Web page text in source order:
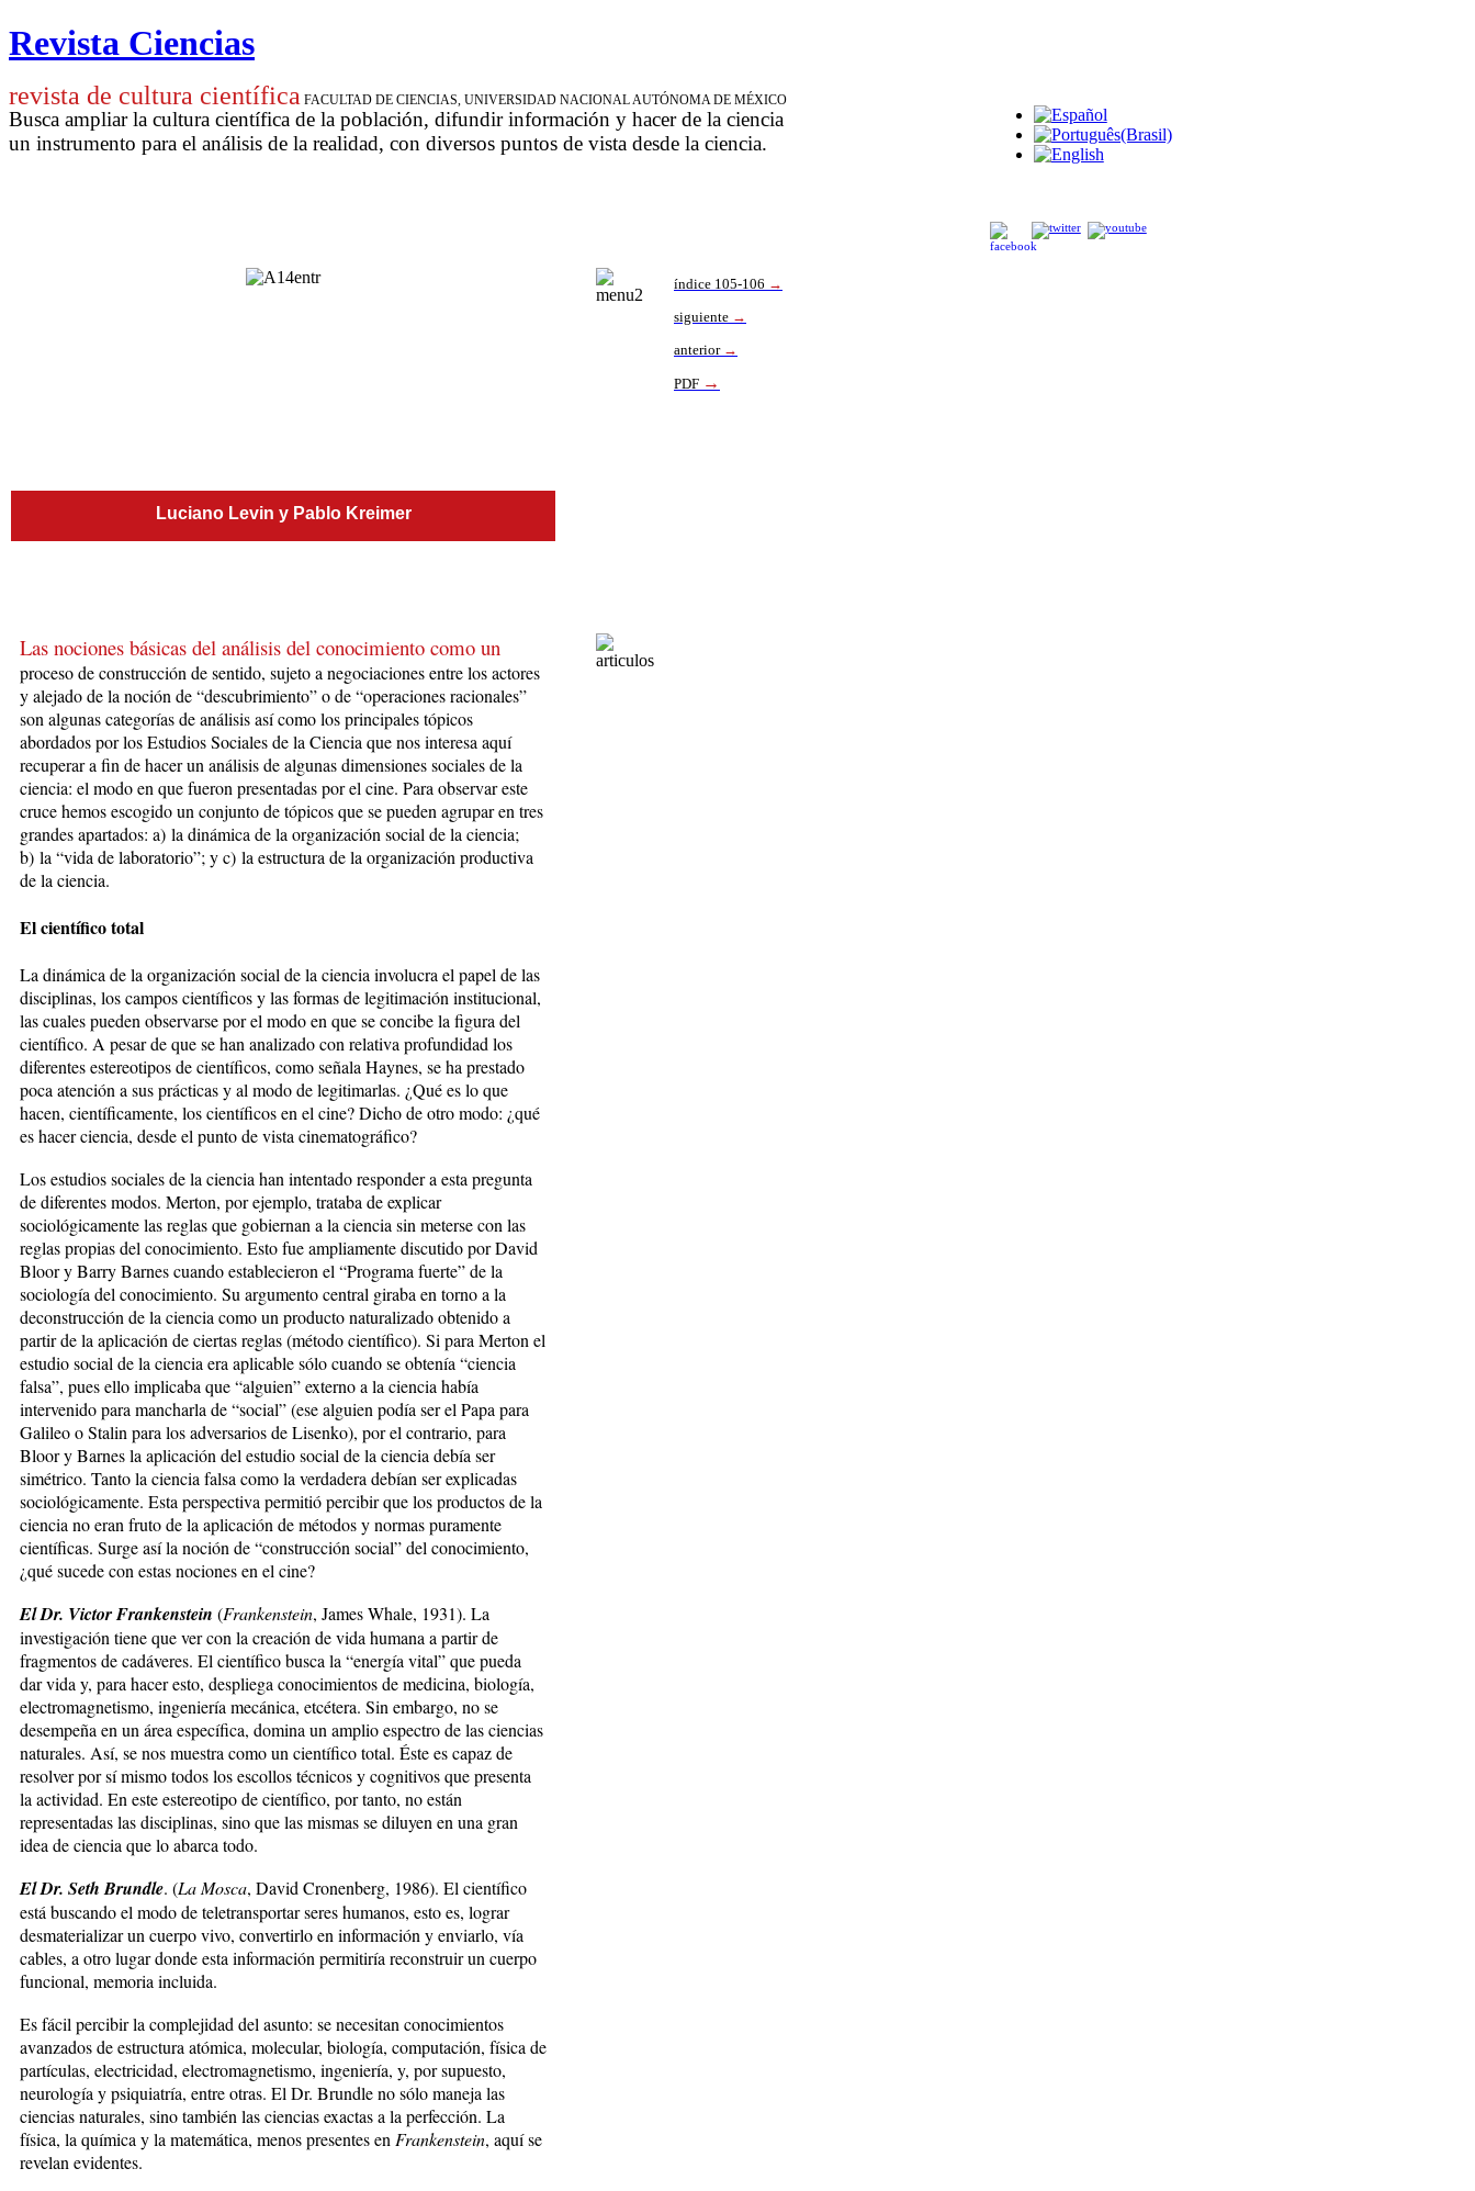
Revista Ciencias
revista de cultura científica FACULTAD DE CIENCIAS, UNIVERSIDAD NACIONAL AUTÓNOMA DE MÉXICO
Busca ampliar la cultura científica de la población, difundir información y hacer de la ciencia
un instrumento para el análisis de la realidad, con diversos puntos de vista desde la ciencia.
índice 105-106 →
siguiente →
anterior →
PDF →
Luciano Levin y Pablo Kreimer
Las nociones básicas del análisis del conocimiento como un
proceso de construcción de sentido, sujeto a negociaciones entre los actores
y alejado de la noción de “descubrimiento” o de “operaciones racionales”
son algunas categorías de análisis así como los principales tópicos
abordados por los Estudios Sociales de la Ciencia que nos interesa aquí
recuperar a fin de hacer un análisis de algunas dimensiones sociales de la
ciencia: el modo en que fueron presentadas por el cine. Para observar este
cruce hemos escogido un conjunto de tópicos que se pueden agrupar en tres
grandes apartados: a) la dinámica de la organización social de la ciencia;
b) la “vida de laboratorio”; y c) la estructura de la organización productiva
de la ciencia.
El científico total
La dinámica de la organización social de la ciencia involucra el papel de las
disciplinas, los campos científicos y las formas de legitimación institucional,
las cuales pueden observarse por el modo en que se concibe la figura del
científico. A pesar de que se han analizado con relativa profundidad los
diferentes estereotipos de científicos, como señala Haynes, se ha prestado
poca atención a sus prácticas y al modo de legitimarlas. ¿Qué es lo que
hacen, científicamente, los científicos en el cine? Dicho de otro modo: ¿qué
es hacer ciencia, desde el punto de vista cinematográfico?
Los estudios sociales de la ciencia han intentado responder a esta pregunta
de diferentes modos. Merton, por ejemplo, trataba de explicar
sociológicamente las reglas que gobiernan a la ciencia sin meterse con las
reglas propias del conocimiento. Esto fue ampliamente discutido por David
Bloor y Barry Barnes cuando establecieron el “Programa fuerte” de la
sociología del conocimiento. Su argumento central giraba en torno a la
deconstrucción de la ciencia como un producto naturalizado obtenido a
partir de la aplicación de ciertas reglas (método científico). Si para Merton el
estudio social de la ciencia era aplicable sólo cuando se obtenía “ciencia
falsa”, pues ello implicaba que “alguien” externo a la ciencia había
intervenido para mancharla de “social” (ese alguien podía ser el Papa para
Galileo o Stalin para los adversarios de Lisenko), por el contrario, para
Bloor y Barnes la aplicación del estudio social de la ciencia debía ser
simétrico. Tanto la ciencia falsa como la verdadera debían ser explicadas
sociológicamente. Esta perspectiva permitió percibir que los productos de la
ciencia no eran fruto de la aplicación de métodos y normas puramente
científicas. Surge así la noción de “construcción social” del conocimiento,
¿qué sucede con estas nociones en el cine?
El Dr. Victor Frankenstein (Frankenstein, James Whale, 1931). La
investigación tiene que ver con la creación de vida humana a partir de
fragmentos de cadáveres. El científico busca la “energía vital” que pueda
dar vida y, para hacer esto, despliega conocimientos de medicina, biología,
electromagnetismo, ingeniería mecánica, etcétera. Sin embargo, no se
desempeña en un área específica, domina un amplio espectro de las ciencias
naturales. Así, se nos muestra como un científico total. Éste es capaz de
resolver por sí mismo todos los escollos técnicos y cognitivos que presenta
la actividad. En este estereotipo de científico, por tanto, no están
representadas las disciplinas, sino que las mismas se diluyen en una gran
idea de ciencia que lo abarca todo.
El Dr. Seth Brundle. (La Mosca, David Cronenberg, 1986). El científico
está buscando el modo de teletransportar seres humanos, esto es, lograr
desmaterializar un cuerpo vivo, convertirlo en información y enviarlo, vía
cables, a otro lugar donde esta información permitiría reconstruir un cuerpo
funcional, memoria incluida.
Es fácil percibir la complejidad del asunto: se necesitan conocimientos
avanzados de estructura atómica, molecular, biología, computación, física de
partículas, electricidad, electromagnetismo, ingeniería, y, por supuesto,
neurología y psiquiatría, entre otras. El Dr. Brundle no sólo maneja las
ciencias naturales, sino también las ciencias exactas a la perfección. La
física, la química y la matemática, menos presentes en Frankenstein, aquí se
revelan evidentes.